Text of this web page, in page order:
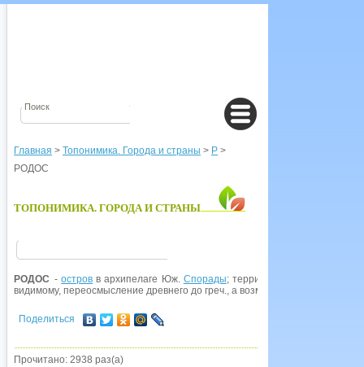
Главная > Топонимика. Города и страны > Р >
РОДОС
ТОПОНИМИКА. ГОРОДА И СТРАНЫ
РОДОС -остров в архипелаге Юж. Спорады; территория Греции. Совр.
видимому, переосмысление древнего до греч., а возможно и
Поделиться
Прочитано: 2938 раз(а)